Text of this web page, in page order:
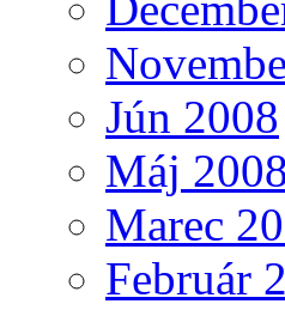
Jún 2008
Máj 2008
Marec
Február